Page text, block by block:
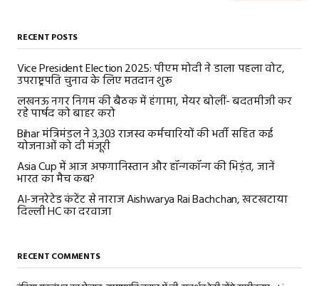
RECENT POSTS
Vice President Election 2025: पीएम मोदी ने डाला पहला वोट,
उपराष्ट्रपति चुनाव के लिए मतदान शुरू
लखनऊ नगर निगम की बैठक में हंगामा, मेयर बोलीं- बदतमीजी कर
रहे पार्षद को बाहर करो
Bihar मंत्रिमंडल ने 3,303 राजस्व कर्मचारियों की भर्ती सहित कई
योजनाओं को दी मंजूरी
Asia Cup में आज अफगानिस्तान और हॉन्गकॉन्ग की भिड़ंत, जानें
भारत का मैच कब?
AI-जनरेटेड कंटेंट से नाराज Aishwarya Rai Bachchan, खटखटाया
दिल्ली HC का दरवाजा
RECENT COMMENTS